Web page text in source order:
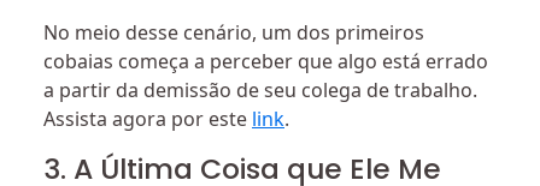
No meio desse cenário, um dos primeiros
cobaias começa a perceber que algo está errado
a partir da demissão de seu colega de trabalho.
Assista agora por este link.
3. A Última Coisa que Ele Me